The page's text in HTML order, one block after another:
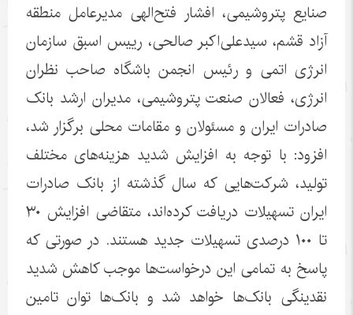
صنایع پتروشیمی، افشار فتح‌الهی مدیرعامل منطقه
آزاد قشم، سیدعلی‌اکبر صالحی، رییس اسبق سازمان
انرژی اتمی و‌ رئیس انجمن باشگاه صاحب نظران
انرژی، فعالان صنعت پتروشیمی، مدیران ارشد بانک
صادرات ایران و مسئولان و مقامات محلی برگزار شد،
افزود: با توجه به افزایش شدید هزینه‌های مختلف
تولید، شرکت‌هایی که سال گذشته از بانک صادرات
ایران تسهیلات دریافت کرده‌اند، متقاضی افزایش ۳۰
‌تا ۱۰۰ درصدی تسهیلات جدید هستند. در صورتی که
پاسخ به تمامی این درخواست‌ها موجب کاهش شدید
نقدینگی بانک‌ها خواهد شد و بانک‌ها توان تامین